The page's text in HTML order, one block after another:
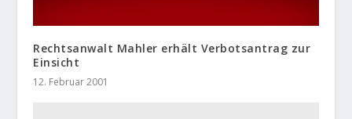
Rechtsanwalt Mahler erhält Verbotsantrag zur
Einsicht
12. Februar 2001